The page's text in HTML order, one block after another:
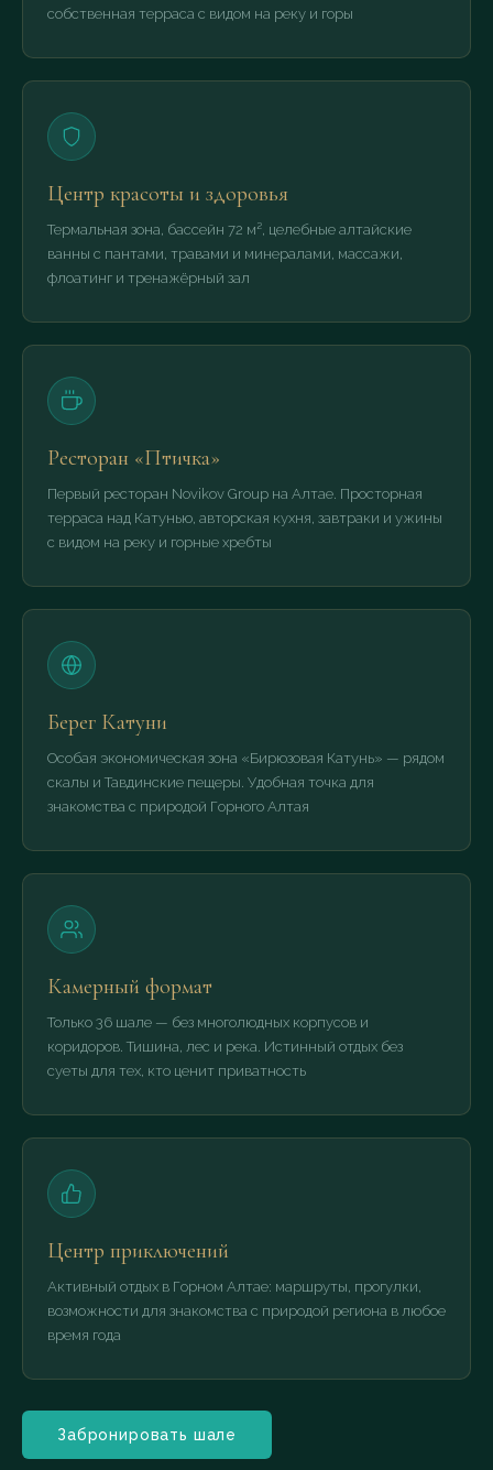
собственная терраса с видом на реку и горы
Центр красоты и здоровья
Термальная зона, бассейн 72 м², целебные алтайские
ванны с пантами, травами и минералами, массажи,
флоатинг и тренажёрный зал
Ресторан «Птичка»
Первый ресторан Novikov Group на Алтае. Просторная
терраса над Катунью, авторская кухня, завтраки и ужины
с видом на реку и горные хребты
Берег Катуни
Особая экономическая зона «Бирюзовая Катунь» — рядом
скалы и Тавдинские пещеры. Удобная точка для
знакомства с природой Горного Алтая
Камерный формат
Только 36 шале — без многолюдных корпусов и
коридоров. Тишина, лес и река. Истинный отдых без
суеты для тех, кто ценит приватность
Центр приключений
Активный отдых в Горном Алтае: маршруты, прогулки,
возможности для знакомства с природой региона в любое
время года
Забронировать шале
Отель располагается
Локация